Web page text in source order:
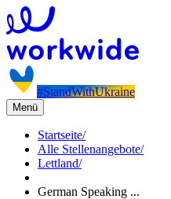
#StandWithUkraine
Menü
Startseite/
Alle Stellenangebote/
Lettland/
German Speaking ...